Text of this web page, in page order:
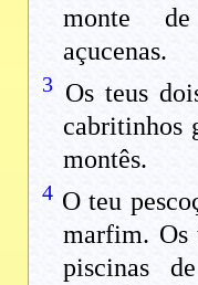
monte
açucenas.
3 Os teus
cabritinhos
montês.
4 O teu
marfim. Os
piscinas